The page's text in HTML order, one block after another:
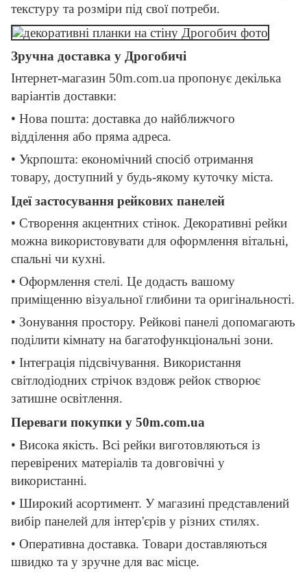
текстуру та розміри під свої потреби.
Зручна доставка у Дрогобичі
Інтернет-магазин 50m.com.ua пропонує декілька
варіантів доставки:
• Нова пошта: доставка до найближчого
відділення або пряма адреса.
• Укрпошта: економічний спосіб отримання
товару, доступний у будь-якому куточку міста.
Ідеї ​​застосування рейкових панелей
• Створення акцентних стінок. Декоративні рейки
можна використовувати для оформлення вітальні,
спальні чи кухні.
• Оформлення стелі. Це додасть вашому
приміщенню візуальної глибини та оригінальності.
• Зонування простору. Рейкові панелі допомагають
поділити кімнату на багатофункціональні зони.
• Інтеграція підсвічування. Використання
світлодіодних стрічок вздовж рейок створює
затишне освітлення.
Переваги покупки у 50m.com.ua
• Висока якість. Всі рейки виготовляються із
перевірених матеріалів та довговічні у
використанні.
• Широкий асортимент. У магазині представлений
вибір панелей для інтер'єрів у різних стилях.
• Оперативна доставка. Товари доставляються
швидко та у зручне для вас місце.